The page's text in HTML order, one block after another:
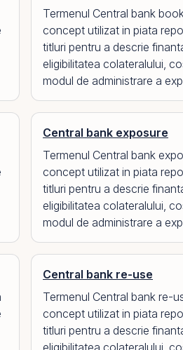
Termenul Central bank
concept utilizat in piata
titluri pentru a descrie
eligibilitatea colateralului,
modul de administrare a
Central bank exposure
Termenul Central bank
concept utilizat in piata
titluri pentru a descrie
eligibilitatea colateralului,
modul de administrare a
Central bank re-use
Termenul Central bank re-
concept utilizat in piata
titluri pentru a descrie
eligibilitatea colateralului,